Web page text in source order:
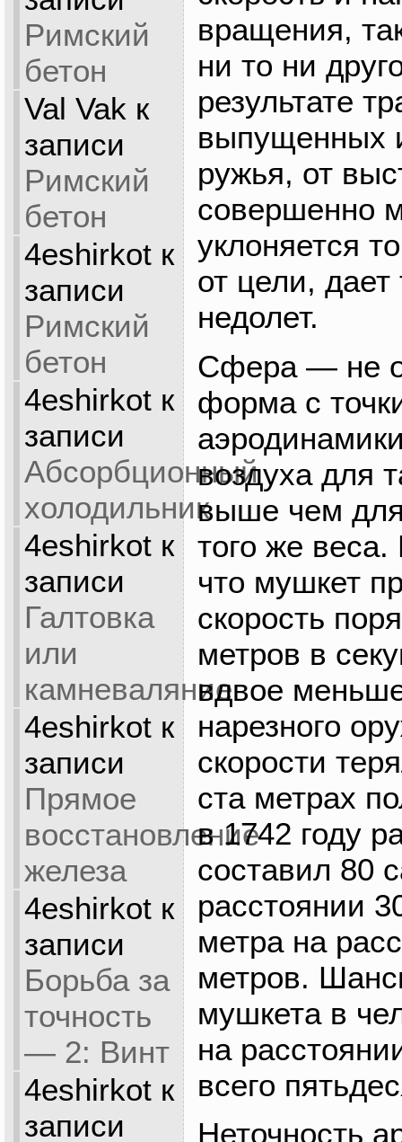
Римский
бетон
Val Vak к
записи
Римский
бетон
4eshirkotк
записи
Римский
бетон
4eshirkotк
записи
Абсорбционный
холодильник
4eshirkotк
записи
Галтовка
или
камневаляние
4eshirkotк
записи
Прямое
восстановление
железа
4eshirkotк
записи
Борьба за
точность
— 2: Винт
4eshirkotк
записи
вращения,
ни то ни
результате
выпущенных
ружья, от
совершенно
уклоняется
от цели, дает
недолет.
Сфера — не
форма с
воздуха для
выше чем для
того же
что мушкет
скорость
метров в
вдвое
нарезного
скорости
ста метрах
в 1742 году
составил 80
расстоянии
метра на
метров.
мушкета в
на
всего
Неточность